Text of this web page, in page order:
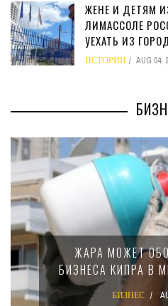
ЖЕНЕ И ДЕТЯМ
ЛИМАССОЛЕ
УЕХАТЬ ИЗ
ИСТОРИИ AUG 04,
ЕВРО